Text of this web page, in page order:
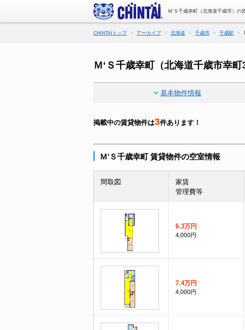
Ｍ‘Ｓ千歳幸町（北海道千歳市）の
CHINTAIトップ アーカイブ 北海道 千歳市 千歳駅
Ｍ‘Ｓ千歳幸町（北海道千歳市幸
基本物件情報
掲載中の賃貸物件は3件あります！
Ｍ‘Ｓ千歳幸町 賃貸物件の空室情報
間取図
家賃
管理費等
6.3万円
4,000円
7.4万円
4,000円